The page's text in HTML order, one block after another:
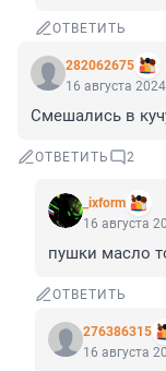
ОТВЕТИТЬ
282062675
16 августа
Смешались в
ОТВЕТИТЬ 2
_ixform
16 августа
пушки масло
ОТВЕТИТЬ
276386315
16 августа